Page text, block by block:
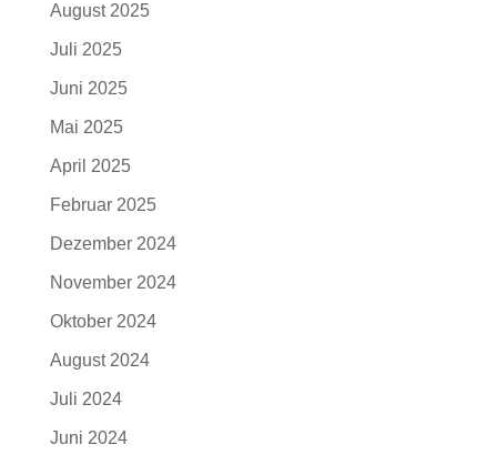
August 2025
Juli 2025
Juni 2025
Mai 2025
April 2025
Februar 2025
Dezember 2024
November 2024
Oktober 2024
August 2024
Juli 2024
Juni 2024